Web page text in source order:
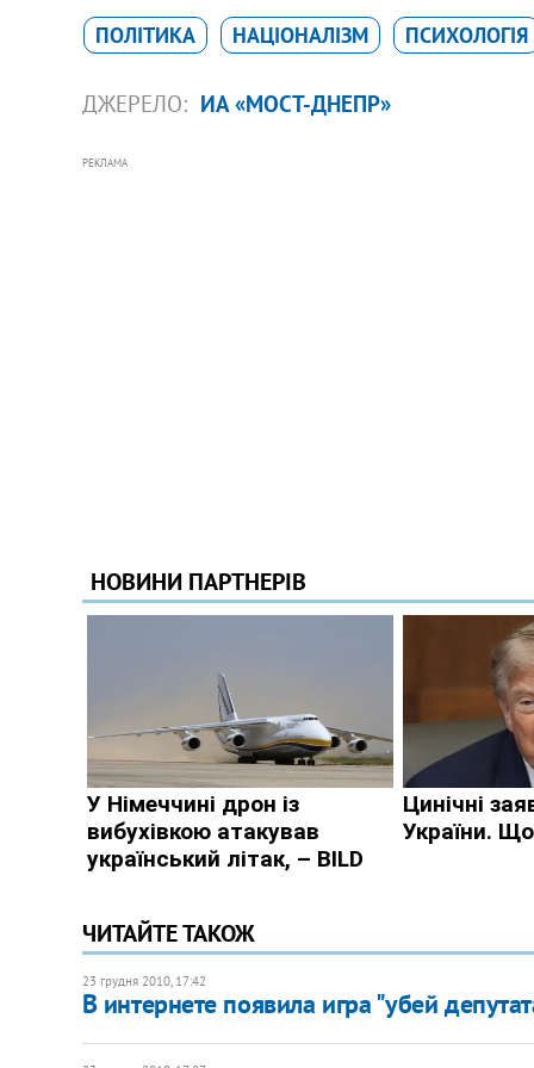
ПОЛІТИКА НАЦІОНАЛІЗМ ПСИХОЛОГІЯ
ДЖЕРЕЛО: ИА «МОСТ-ДНЕПР»
РЕКЛАМА
ЧИТАЙТЕ ТАКОЖ
23 грудня 2010, 17:42
В интернете появила игра "убей